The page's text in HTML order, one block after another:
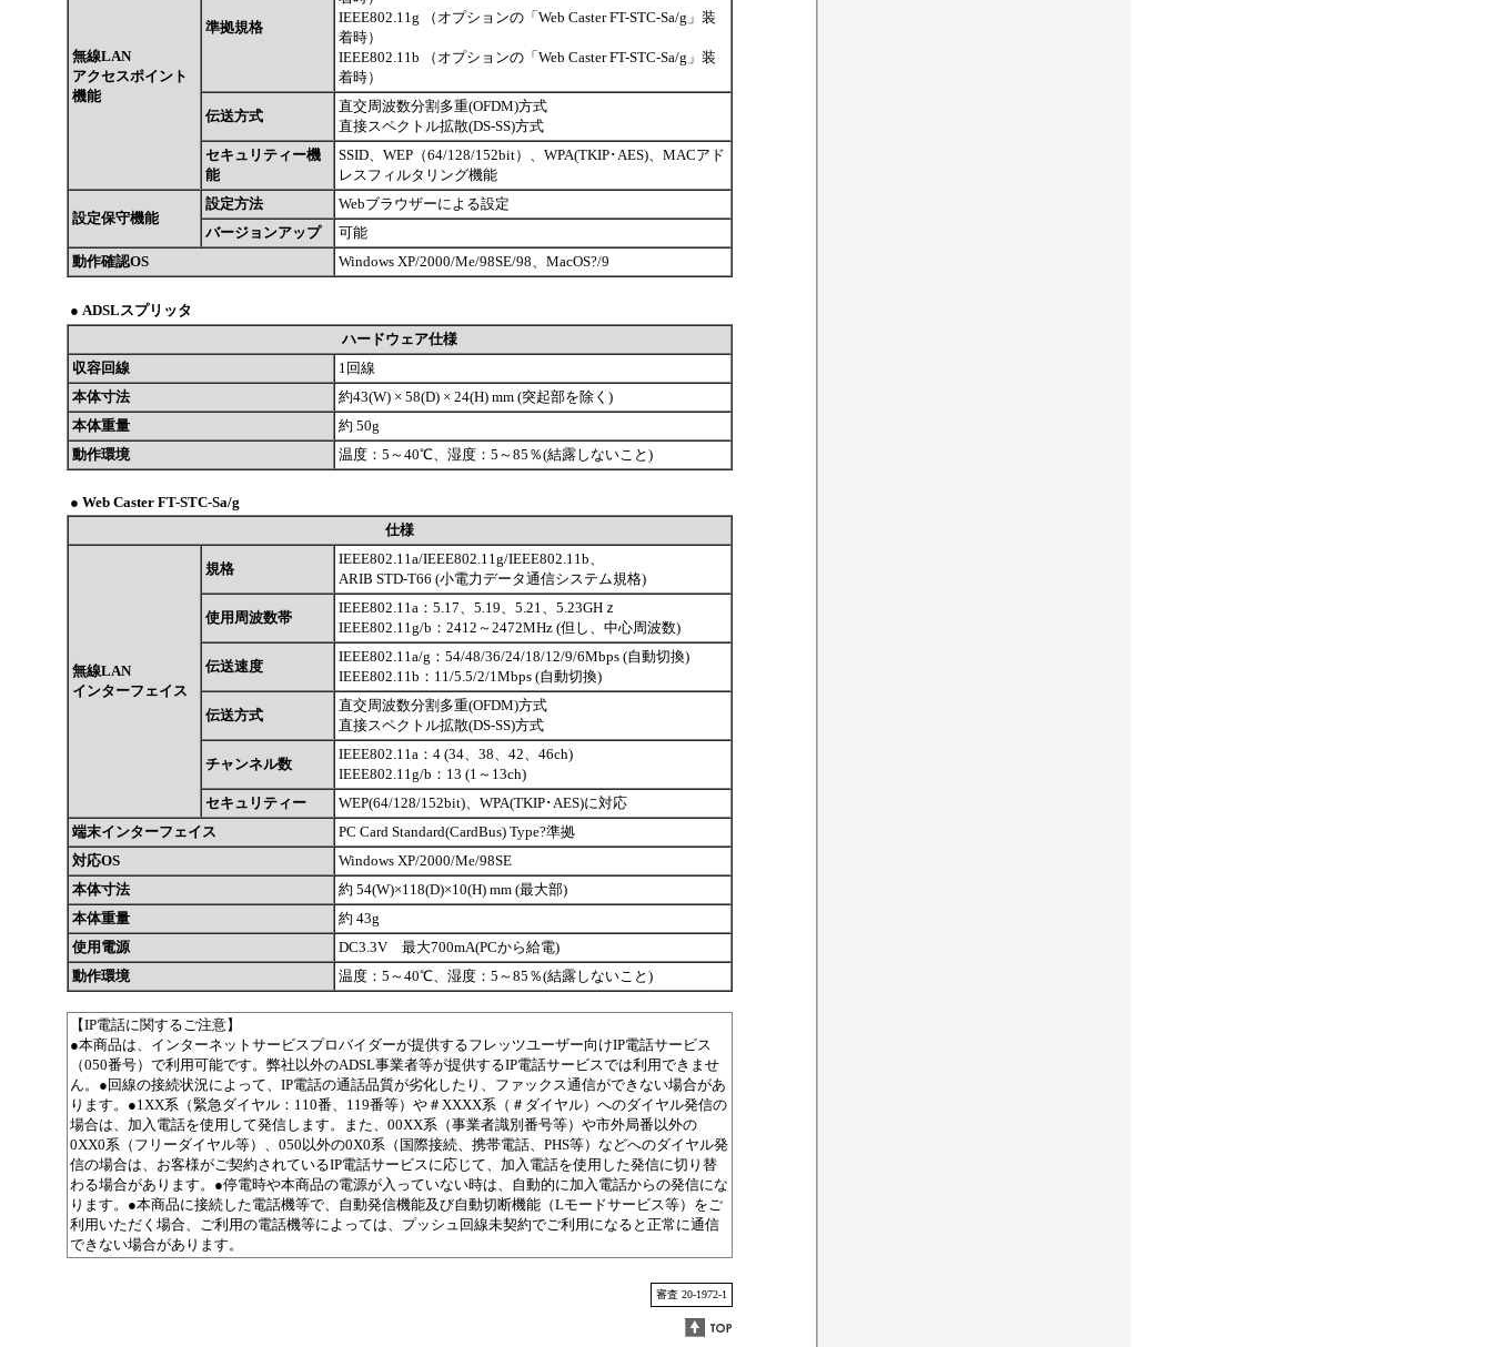
無線LAN
アクセスポイント
機能
準拠規格
IEEE802.11g （オプションの「Web Caster FT-STC-Sa/g」装
着時）
IEEE802.11b （オプションの「Web Caster FT-STC-Sa/g」装
着時）
伝送方式
直交周波数分割多重(OFDM)方式
直接スペクトル拡散(DS-SS)方式
セキュリティー機
能
SSID、WEP（64/128/152bit）、WPA(TKIP･AES)、MACアド
レスフィルタリング機能
設定保守機能
設定方法
Webブラウザーによる設定
バージョンアップ
可能
動作確認OS
Windows XP/2000/Me/98SE/98、MacOS?/9
● ADSLスプリッタ
ハードウェア仕様
収容回線
1回線
本体寸法
約43(W) × 58(D) × 24(H) mm (突起部を除く)
本体重量
約 50g
動作環境
温度：5～40℃、湿度：5～85％(結露しないこと)
● Web Caster FT-STC-Sa/g
仕様
無線LAN
インターフェイス
規格
IEEE802.11a/IEEE802.11g/IEEE802.11b、
ARIB STD-T66 (小電力データ通信システム規格)
使用周波数帯
IEEE802.11a：5.17、5.19、5.21、5.23GHｚ
IEEE802.11g/b：2412～2472MHz (但し、中心周波数)
伝送速度
IEEE802.11a/g：54/48/36/24/18/12/9/6Mbps (自動切換)
IEEE802.11b：11/5.5/2/1Mbps (自動切換)
伝送方式
直交周波数分割多重(OFDM)方式
直接スペクトル拡散(DS-SS)方式
チャンネル数
IEEE802.11a：4 (34、38、42、46ch)
IEEE802.11g/b：13 (1～13ch)
セキュリティー
WEP(64/128/152bit)、WPA(TKIP･AES)に対応
端末インターフェイス
PC Card Standard(CardBus) Type?準拠
対応OS
Windows XP/2000/Me/98SE
本体寸法
約 54(W)×118(D)×10(H) mm (最大部)
本体重量
約 43g
使用電源
DC3.3V 最大700mA(PCから給電)
動作環境
温度：5～40℃、湿度：5～85％(結露しないこと)
【IP電話に関するご注意】
●本商品は、インターネットサービスプロバイダーが提供するフレッツユーザー向けIP電話サービス
（050番号）で利用可能です。弊社以外のADSL事業者等が提供するIP電話サービスでは利用できませ
ん。●回線の接続状況によって、IP電話の通話品質が劣化したり、ファックス通信ができない場合があ
ります。●1XX系（緊急ダイヤル：110番、119番等）や＃XXXX系（＃ダイヤル）へのダイヤル発信の
場合は、加入電話を使用して発信します。また、00XX系（事業者識別番号等）や市外局番以外の
0XX0系（フリーダイヤル等）、050以外の0X0系（国際接続、携帯電話、PHS等）などへのダイヤル発
信の場合は、お客様がご契約されているIP電話サービスに応じて、加入電話を使用した発信に切り替
わる場合があります。●停電時や本商品の電源が入っていない時は、自動的に加入電話からの発信にな
ります。●本商品に接続した電話機等で、自動発信機能及び自動切断機能（Lモードサービス等）をご
利用いただく場合、ご利用の電話機等によっては、プッシュ回線未契約でご利用になると正常に通信
できない場合があります。
審査 20-1972-1